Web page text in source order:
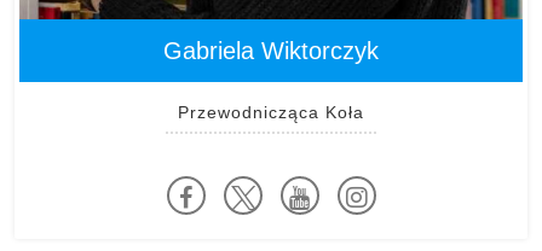
Gabriela Wiktorczyk
Przewodnicząca Koła